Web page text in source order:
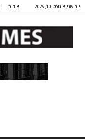
יום שני, אוגוסט 10, 2026 אודות